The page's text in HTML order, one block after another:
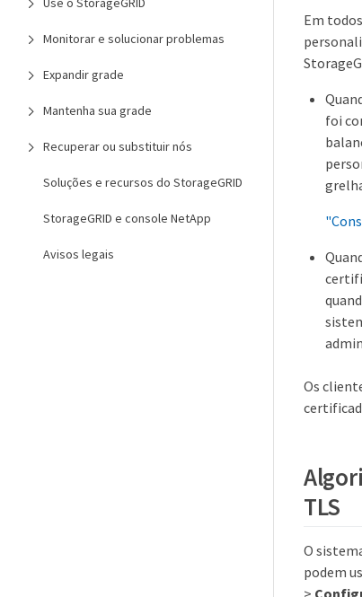
Monitorar e solucionar problemas
Expandir grade
Mantenha sua grade
Recuperar ou substituir nós
Soluções e recursos do StorageGRID
StorageGRID e console NetApp
Avisos legais
Em
foi
Os
TLS
O
podem
>